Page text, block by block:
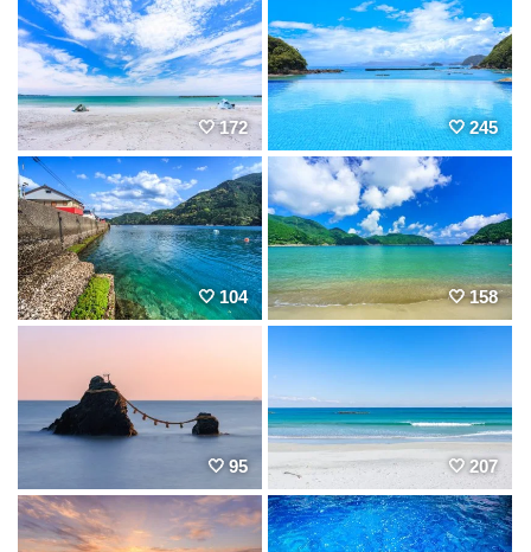
172 245
104 158
95 207